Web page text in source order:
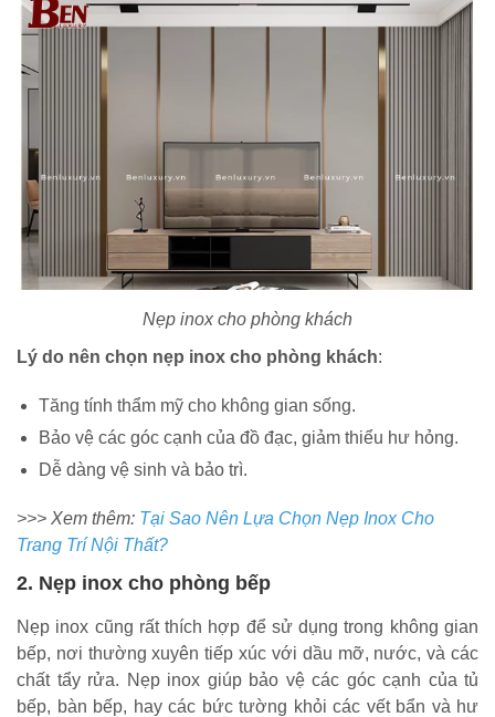
Nẹp inox cho phòng khách
Lý do nên chọn nẹp inox cho phòng khách:
Tăng tính thẩm mỹ cho không gian sống.
Bảo vệ các góc cạnh của đồ đạc, giảm thiểu hư hỏng.
Dễ dàng vệ sinh và bảo trì.
>>> Xem thêm: Tại Sao Nên Lựa Chọn Nẹp Inox Cho
Trang Trí Nội Thất?
2. Nẹp inox cho phòng bếp
Nẹp inox cũng rất thích hợp để sử dụng trong không gian
bếp, nơi thường xuyên tiếp xúc với dầu mỡ, nước, và các
chất tẩy rửa. Nẹp inox giúp bảo vệ các góc cạnh của tủ
bếp, bàn bếp, hay các bức tường khỏi các vết bẩn và hư